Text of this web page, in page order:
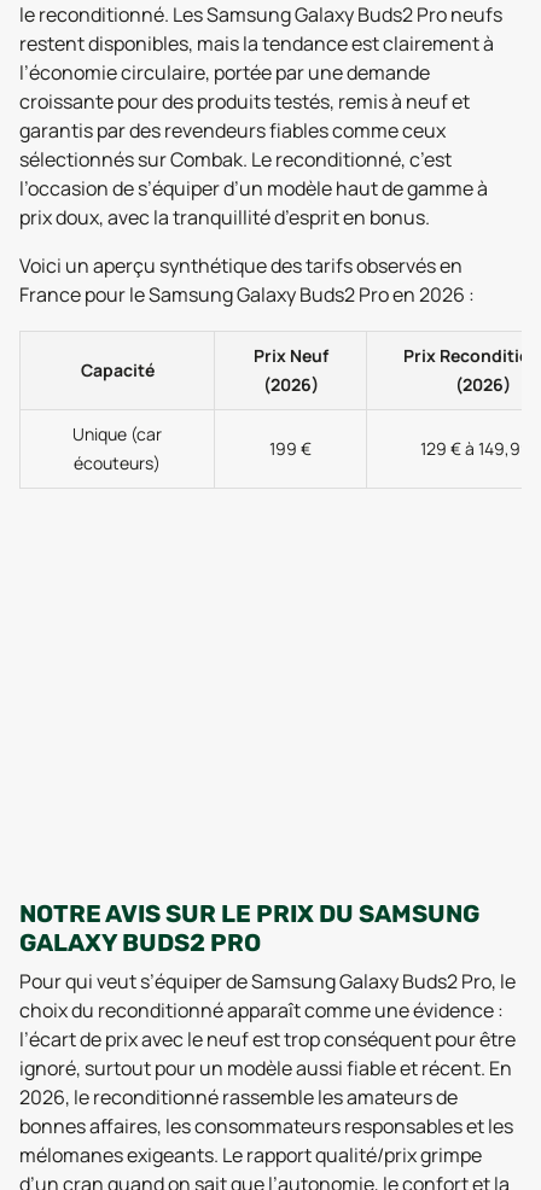
le reconditionné. Les Samsung Galaxy Buds2 Pro neufs
restent disponibles, mais la tendance est clairement à
l’économie circulaire, portée par une demande
croissante pour des produits testés, remis à neuf et
garantis par des revendeurs fiables comme ceux
sélectionnés sur Combak. Le reconditionné, c’est
l’occasion de s’équiper d’un modèle haut de gamme à
prix doux, avec la tranquillité d’esprit en bonus.
Voici un aperçu synthétique des tarifs observés en
France pour le Samsung Galaxy Buds2 Pro en 2026 :
Capacité
Prix Neuf
(2026)
Prix
(2026)
Unique (car
écouteurs)
199 € 129 € à 149,99
NOTRE AVIS SUR LE PRIX DU SAMSUNG
GALAXY BUDS2 PRO
Pour qui veut s’équiper de Samsung Galaxy Buds2 Pro, le
choix du reconditionné apparaît comme une évidence :
l’écart de prix avec le neuf est trop conséquent pour être
ignoré, surtout pour un modèle aussi fiable et récent. En
2026, le reconditionné rassemble les amateurs de
bonnes affaires, les consommateurs responsables et les
mélomanes exigeants. Le rapport qualité/prix grimpe
d’un cran quand on sait que l’autonomie, le confort et la